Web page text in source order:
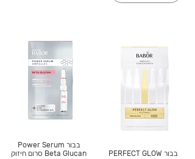
בבור Power Serum
Beta Glucan סרום חיזוק
בבור PERFECT GLOW